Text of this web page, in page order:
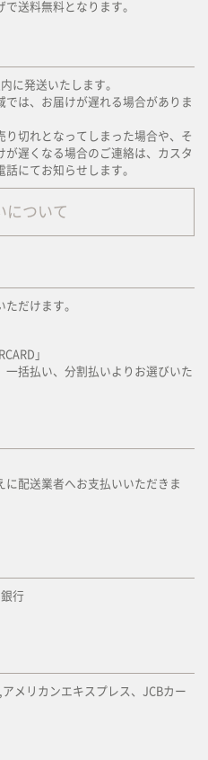
送料無料となります。
に発送いたします。
は、お届けが遅れる場合がありま
切れとなってしまった場合や、そ
遅くなる場合のご連絡は、カスタ
にてお知らせします。
について
だけます。
」
一括払い、分割払いよりお選びいた
に配送業者へお支払いいただきま
行
メリカンエキスプレス、JCBカー